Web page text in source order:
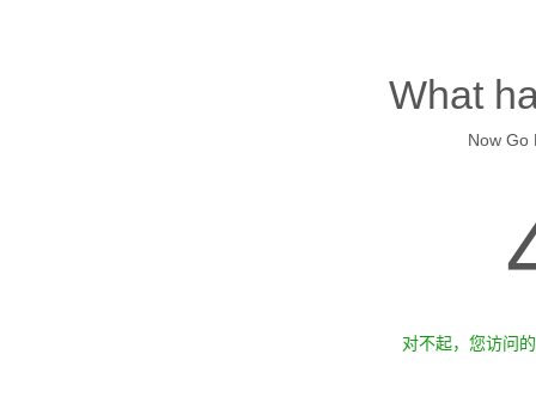
What
Now Go
对不起，您访问